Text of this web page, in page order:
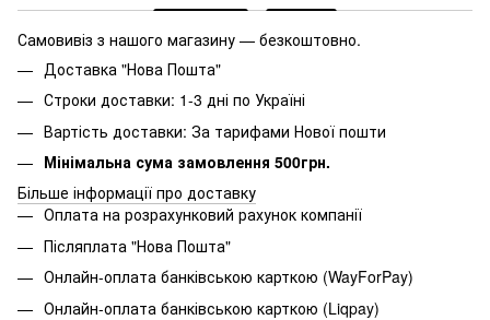
Самовивіз з нашого магазину — безкоштовно.
Доставка "Нова Пошта"
Строки доставки: 1-3 дні по Україні
Вартість доставки: За тарифами Нової пошти
Мінімальна сума замовлення 500грн.
Більше інформації про доставку
Оплата на розрахунковий рахунок компанії
Післяплата "Нова Пошта"
Онлайн-оплата банківською карткою (WayForPay)
Онлайн-оплата банківською карткою (Liqpay)